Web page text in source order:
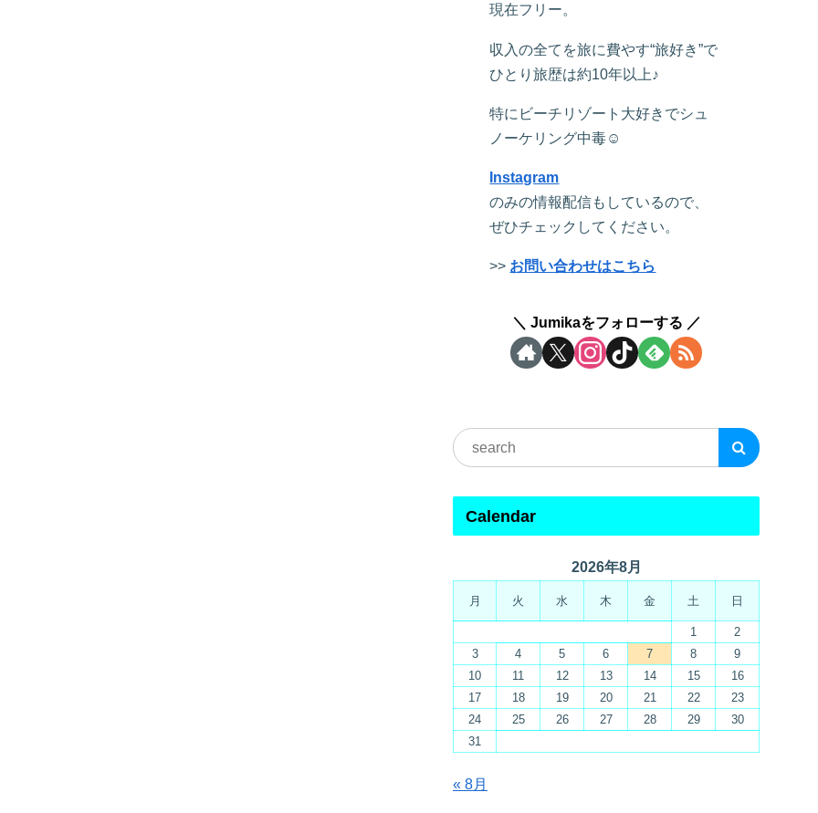
現在フリー。
収入の全てを旅に費やす“旅好き”で
ひとり旅歴は約10年以上♪
特にビーチリゾート大好きでシュ
ノーケリング中毒☺︎
Instagram
のみの情報配信もしているので、
ぜひチェックしてください。
>> お問い合わせはこちら
Jumikaをフォローする
Calendar
2026年8月
月 火 水 木 金 土 日
1
2
3
4 5 6 7 8
9
10
11 12 13 14 15
16
17
18 19 20 21 22
23
24
25 26 27 28 29
30
31
« 8月